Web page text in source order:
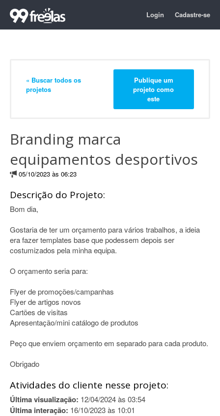
Login Cadastre-se
« Buscar todos os
projetos
Publique um
projeto como
este
Branding marca
equipamentos desportivos
05/10/2023 às 06:23
Descrição do Projeto:
Bom dia,
Gostaria de ter um orçamento para vários trabalhos, a ideia
era fazer templates base que podessem depois ser
costumizados pela minha equipa.
O orçamento seria para:
Flyer de promoções/campanhas
Flyer de artigos novos
Cartões de visitas
Apresentação/mini catálogo de produtos
Peço que enviem orçamento em separado para cada produto.
Obrigado
Atividades do cliente nesse projeto:
Última visualização: 12/04/2024 às 03:54
Última interação: 16/10/2023 às 10:01